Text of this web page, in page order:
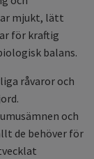
mjukt, lätt
för kraftig
balans.
råvaror och
och
de behöver för